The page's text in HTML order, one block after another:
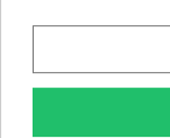
Tipo: convertidor
IC: XL6019,
Tensión de